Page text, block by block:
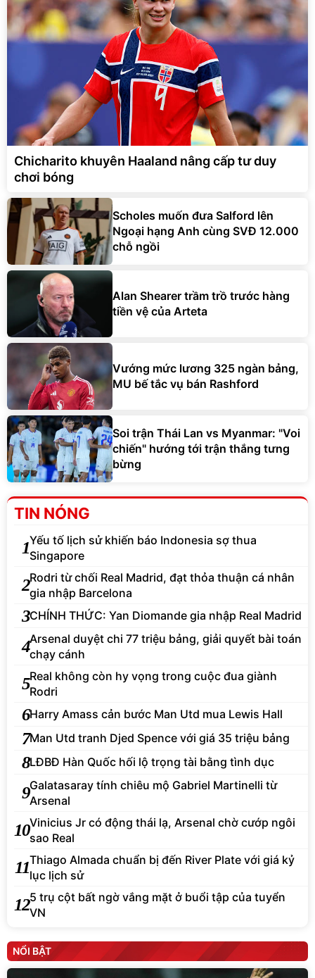
Chicharito khuyên Haaland nâng cấp tư duy
chơi bóng
Scholes muốn đưa Salford lên
Ngoại hạng Anh cùng SVĐ 12.000
chỗ ngồi
Alan Shearer trầm trồ trước hàng
tiền vệ của Arteta
Vướng mức lương 325 ngàn bảng,
MU bế tắc vụ bán Rashford
Soi trận Thái Lan vs Myanmar: "Voi
chiến" hướng tới trận thắng tưng
bừng
TIN NÓNG
1Yếu tố lịch sử khiến báo Indonesia sợ thua
Singapore
2Rodri từ chối Real Madrid, đạt thỏa thuận cá nhân
gia nhập Barcelona
3CHÍNH THỨC: Yan Diomande gia nhập Real Madrid
4Arsenal duyệt chi 77 triệu bảng, giải quyết bài toán
chạy cánh
5Real không còn hy vọng trong cuộc đua giành
Rodri
6Harry Amass cản bước Man Utd mua Lewis Hall
7Man Utd tranh Djed Spence với giá 35 triệu bảng
8LĐBĐ Hàn Quốc hối lộ trọng tài bằng tình dục
9Galatasaray tính chiêu mộ Gabriel Martinelli từ
Arsenal
10Vinicius Jr có động thái lạ, Arsenal chờ cướp ngôi
sao Real
11Thiago Almada chuẩn bị đến River Plate với giá kỷ
lục lịch sử
125 trụ cột bất ngờ vắng mặt ở buổi tập của tuyển
VN
NỔI BẬT